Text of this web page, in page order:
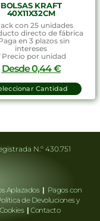
BOLSAS KRAFT
40X11X32CM
con 25 unidades
directo de fábrica
en 3 plazos sin
intereses
por unidad
Desde0,44€
Cantidad
N.º 430.751
Aplazados | Pagos con
de Devoluciones y
| Contacto